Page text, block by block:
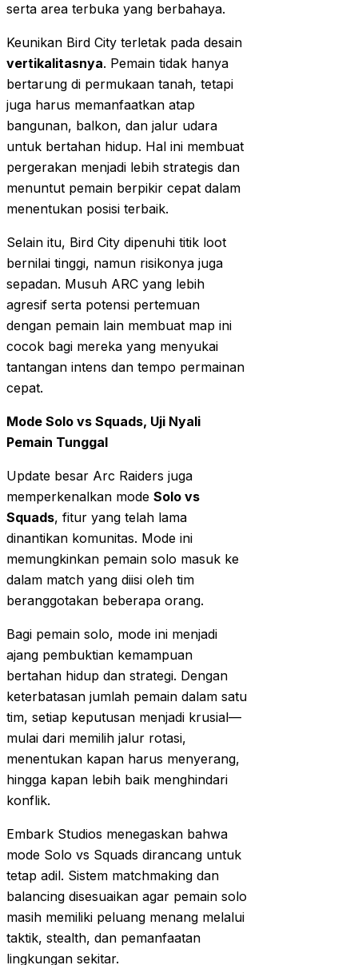
serta area terbuka yang berbahaya.
Keunikan Bird City terletak pada desain
vertikalitasnya. Pemain tidak hanya
bertarung di permukaan tanah, tetapi
juga harus memanfaatkan atap
bangunan, balkon, dan jalur udara
untuk bertahan hidup. Hal ini membuat
pergerakan menjadi lebih strategis dan
menuntut pemain berpikir cepat dalam
menentukan posisi terbaik.
Selain itu, Bird City dipenuhi titik loot
bernilai tinggi, namun risikonya juga
sepadan. Musuh ARC yang lebih
agresif serta potensi pertemuan
dengan pemain lain membuat map ini
cocok bagi mereka yang menyukai
tantangan intens dan tempo permainan
cepat.
Mode Solo vs Squads, Uji Nyali
Pemain Tunggal
Update besar Arc Raiders juga
memperkenalkan mode Solo vs
Squads, fitur yang telah lama
dinantikan komunitas. Mode ini
memungkinkan pemain solo masuk ke
dalam match yang diisi oleh tim
beranggotakan beberapa orang.
Bagi pemain solo, mode ini menjadi
ajang pembuktian kemampuan
bertahan hidup dan strategi. Dengan
keterbatasan jumlah pemain dalam satu
tim, setiap keputusan menjadi krusial—
mulai dari memilih jalur rotasi,
menentukan kapan harus menyerang,
hingga kapan lebih baik menghindari
konflik.
Embark Studios menegaskan bahwa
mode Solo vs Squads dirancang untuk
tetap adil. Sistem matchmaking dan
balancing disesuaikan agar pemain solo
masih memiliki peluang menang melalui
taktik, stealth, dan pemanfaatan
lingkungan sekitar.